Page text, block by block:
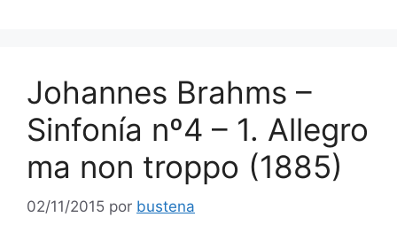
Johannes Brahms –
Sinfonía nº4 – 1. Allegro
ma non troppo (1885)
02/11/2015 por bustena